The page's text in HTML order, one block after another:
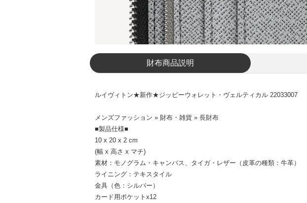
財布商品説明
ルイヴィトン★新作★ジッピーウォレット・ヴェルティカル 22033007
メンズファッション » 財布・雑貨 » 長財布
■製品仕様■
10 x 20 x 2 cm
(幅 x 高さ x マチ)
素材：モノグラム・キャンバス、タイガ・レザー（皮革の種類：牛革）
ライニング：テキスタイル
金具（色：シルバー）
カード用ポケットx12